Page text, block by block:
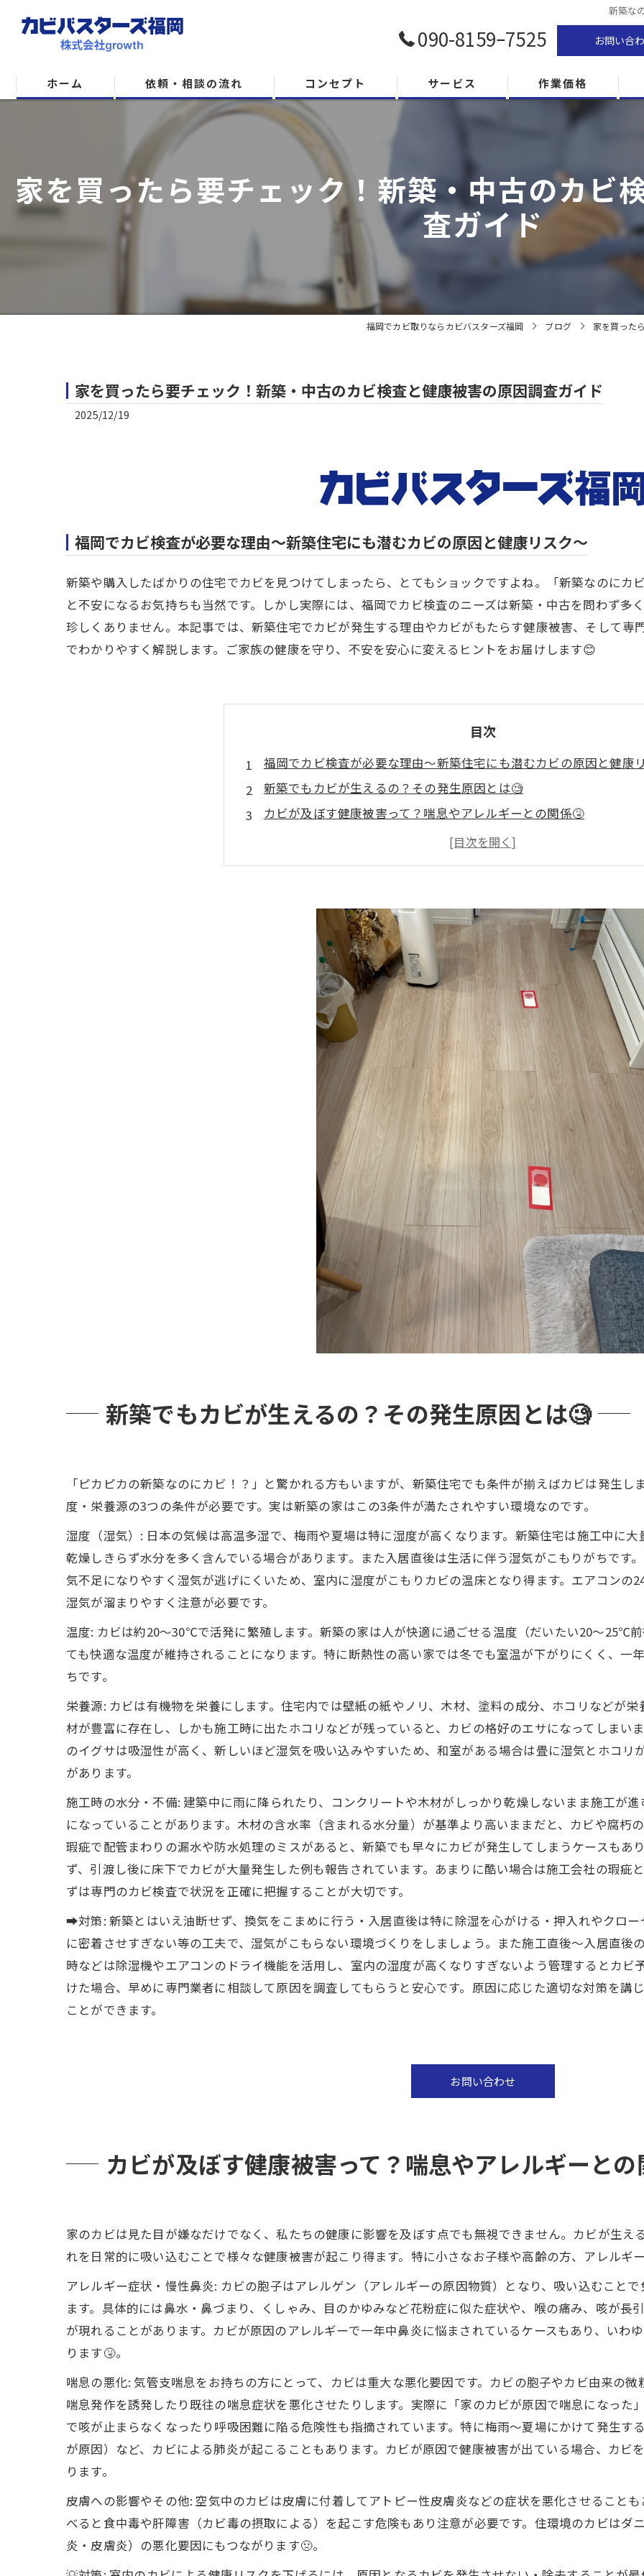
新築な
090-8159ｰ7525 お問い合
ホーム 依頼・相談の流れ コンセプト サービス 作業価格
家を買ったら要チェック！新築・中古のカビ
査ガイド
福岡でカビ取りならカビバスターズ福岡 ブログ 家を買った
家を買ったら要チェック！新築・中古のカビ検査と健康被害の原因調査ガイド
2025/12/19
福岡でカビ検査が必要な理由～新築住宅にも潜むカビの原因と健康リスク～
新築や購入したばかりの住宅でカビを見つけてしまったら、とてもショックですよね。「新築なのにカ
と不安になるお気持ちも当然です。しかし実際には、福岡でカビ検査のニーズは新築・中古を問わず多
珍しくありません。本記事では、新築住宅でカビが発生する理由やカビがもたらす健康被害、そして専
でわかりやすく解説します。ご家族の健康を守り、不安を安心に変えるヒントをお届けします😊
目次
福岡でカビ検査が必要な理由～新築住宅にも潜むカビの原因と健康
新築でもカビが生えるの？その発生原因とは🧐
カビが及ぼす健康被害って？喘息やアレルギーとの関係🤧
カビ検査にはどんな種類がある？方法と特徴を解説🔬
プロによるカビ検査の流れとビフォーアフター報告書📄の重要性
新築でもカビが生えるの？その発生原因とは🧐
「ピカピカの新築なのにカビ！？」と驚かれる方もいますが、新築住宅でも条件が揃えばカビは発生し
度・栄養源の3つの条件が必要です。実は新築の家はこの3条件が満たされやすい環境なのです。
湿度（湿気）: 日本の気候は高温多湿で、梅雨や夏場は特に湿度が高くなります。新築住宅は施工中に
乾燥しきらず水分を多く含んでいる場合があります。また入居直後は生活に伴う湿気がこもりがちです
気不足になりやすく湿気が逃げにくいため、室内に湿度がこもりカビの温床となり得ます。エアコンの
湿気が溜まりやすく注意が必要です。
温度: カビは約20～30℃で活発に繁殖します。新築の家は人が快適に過ごせる温度（だいたい20～25℃
ても快適な温度が維持されることになります。特に断熱性の高い家では冬でも室温が下がりにくく、一
ちです。
栄養源: カビは有機物を栄養にします。住宅内では壁紙の紙やノリ、木材、塗料の成分、ホコリなどが
材が豊富に存在し、しかも施工時に出たホコリなどが残っていると、カビの格好のエサになってしまい
のイグサは吸湿性が高く、新しいほど湿気を吸い込みやすいため、和室がある場合は畳に湿気とホコリ
があります。
施工時の水分・不備: 建築中に雨に降られたり、コンクリートや木材がしっかり乾燥しないまま施工が
になっていることがあります。木材の含水率（含まれる水分量）が基準より高いままだと、カビや腐朽
瑕疵で配管まわりの漏水や防水処理のミスがあると、新築でも早々にカビが発生してしまうケースもあ
ず、引渡し後に床下でカビが大量発生した例も報告されています。あまりに酷い場合は施工会社の瑕疵
ずは専門のカビ検査で状況を正確に把握することが大切です。
➡対策: 新築とはいえ油断せず、換気をこまめに行う・入居直後は特に除湿を心がける・押入れやクロ
に密着させすぎない等の工夫で、湿気がこもらない環境づくりをしましょう。また施工直後～入居直後
時などは除湿機やエアコンのドライ機能を活用し、室内の湿度が高くなりすぎないよう管理するとカビ
けた場合、早めに専門業者に相談して原因を調査してもらうと安心です。原因に応じた適切な対策を講
ことができます。
お問い合わせ
カビが及ぼす健康被害って？喘息やアレルギーと
家のカビは見た目が嫌なだけでなく、私たちの健康に影響を及ぼす点でも無視できません。カビが生え
れを日常的に吸い込むことで様々な健康被害が起こり得ます。特に小さなお子様や高齢の方、アレルギ
アレルギー症状・慢性鼻炎: カビの胞子はアレルゲン（アレルギーの原因物質）となり、吸い込むこと
ます。具体的には鼻水・鼻づまり、くしゃみ、目のかゆみなど花粉症に似た症状や、喉の痛み、咳が長
が現れることがあります。カビが原因のアレルギーで一年中鼻炎に悩まされているケースもあり、いわ
ります🤧。
喘息の悪化: 気管支喘息をお持ちの方にとって、カビは重大な悪化要因です。カビの胞子やカビ由来の微
喘息発作を誘発したり既往の喘息症状を悪化させたりします。実際に「家のカビが原因で喘息になった
で咳が止まらなくなったり呼吸困難に陥る危険性も指摘されています。特に梅雨～夏場にかけて発生す
が原因）など、カビによる肺炎が起こることもあります。カビが原因で健康被害が出ている場合、カビ
ります。
皮膚への影響やその他: 空気中のカビは皮膚に付着してアトピー性皮膚炎などの症状を悪化させること
べると食中毒や肝障害（カビ毒の摂取による）を起こす危険もあり注意が必要です。住環境のカビはダ
炎・皮膚炎）の悪化要因にもつながります🤢。